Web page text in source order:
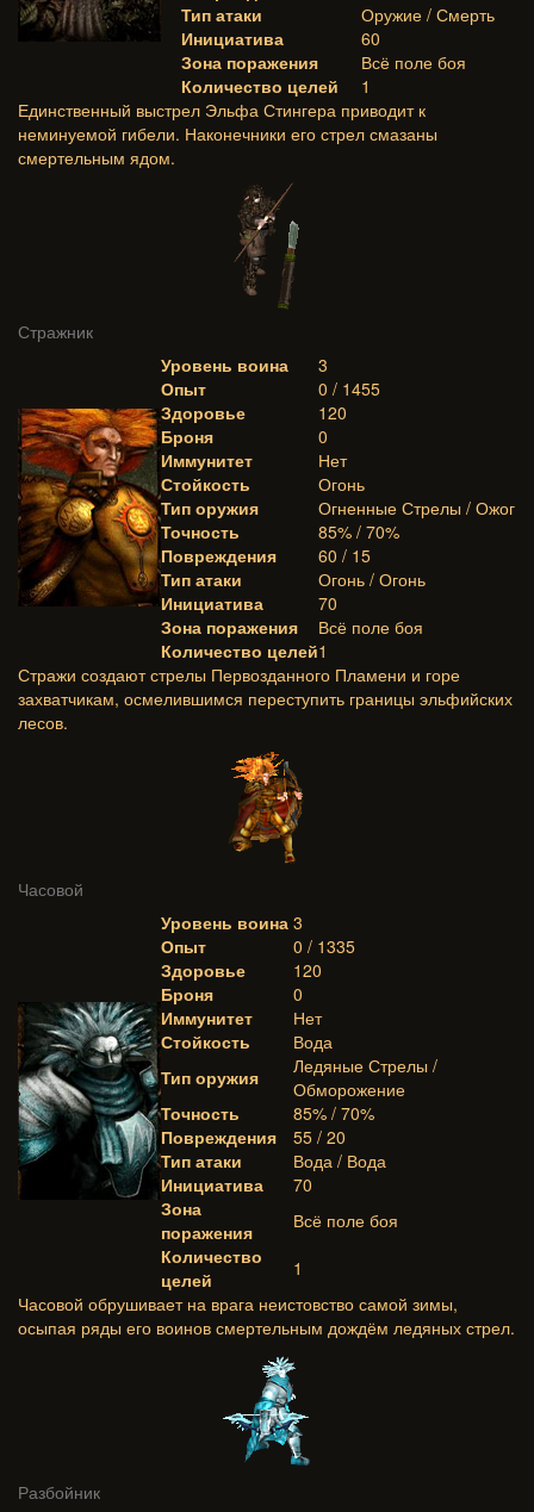
Тип атаки
Оружие / Смерть
Инициатива
60
Зона поражения
Всё поле боя
Количество целей
1
Единственный выстрел Эльфа Стингера приводит к
неминуемой гибели. Наконечники его стрел смазаны
смертельным ядом.
Стражник
Уровень воина
3
Опыт
0 / 1455
Здоровье
120
Броня
0
Иммунитет
Нет
Стойкость
Огонь
Тип оружия
Огненные Стрелы / Ожог
Точность
85% / 70%
Повреждения
60 / 15
Тип атаки
Огонь / Огонь
Инициатива
70
Зона поражения
Всё поле боя
Количество целей1
Стражи создают стрелы Первозданного Пламени и горе
захватчикам, осмелившимся переступить границы эльфийских
лесов.
Часовой
Уровень воина 3
Опыт
0 / 1335
Здоровье
120
Броня
0
Иммунитет
Нет
Стойкость
Вода
Тип оружия
Ледяные Стрелы /
Обморожение
Точность
85% / 70%
Повреждения
55 / 20
Тип атаки
Вода / Вода
Инициатива
70
Зона
поражения
Всё поле боя
Количество
целей
1
Часовой обрушивает на врага неистовство самой зимы,
осыпая ряды его воинов смертельным дождём ледяных стрел.
Разбойник